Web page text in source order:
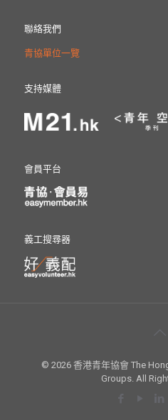
聯絡我們
青協單位一覽
支持媒體
會員平台
義工搜尋器
© 2026 香港青年協會 The
Groups. All